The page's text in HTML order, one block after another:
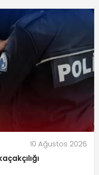
10 Ağustos 2026